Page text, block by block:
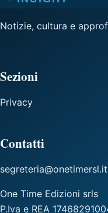
Notizie, cultura e
Sezioni
Privacy
Contatti
segreteria@onetimersl.it
One Time Edizioni srls
P.Iva e REA